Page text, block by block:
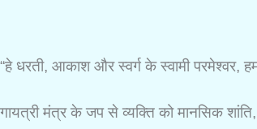
“हे धरती, आकाश और स्वर्ग के स्वामी परमेश्वर,
गायत्री मंत्र के जप से व्यक्ति को मानसिक